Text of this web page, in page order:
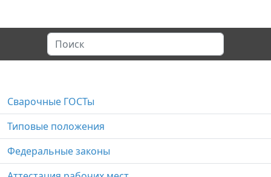
Сварочные ГОСТы
Типовые положения
Федеральные законы